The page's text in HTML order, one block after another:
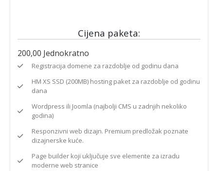
Cijena paketa:
200,00 Jednokratno
Registracija domene za razdoblje od godinu dana
HM XS SSD (200MB) hosting paket za razdoblje od godinu
dana
Wordpress ili Joomla (najbolji CMS u zadnjih nekoliko
godina)
Responzivni web dizajn. Premium predložak poznate
dizajnerske kuće.
Page builder koji uključuje sve elemente za izradu
moderne web stranice